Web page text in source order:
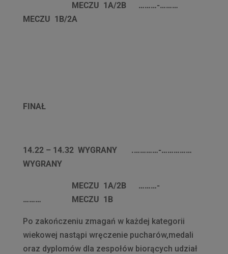
MECZU 1A/2B ………-………
MECZU 1B/2A
FINAŁ
14.22 – 14.32 WYGRANY .…………-……………
WYGRANY
MECZU 1A/2B ………-
……… MECZU 1B
Po zakończeniu zmagań w każdej kategorii
wiekowej nastąpi wręczenie pucharów,medali
oraz dyplomów dla zespołów biorących udział